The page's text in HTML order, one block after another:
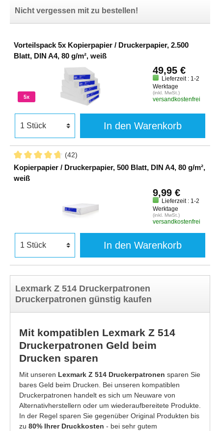
Nicht vergessen mit zu bestellen!
Vorteilspack 5x Kopierpapier / Druckerpapier, 2.500
Blatt, DIN A4, 80 g/m², weiß
5x
49,95 €
Lieferzeit : 1-2
Werktage
(inkl. MwSt.)
versandkostenfrei
In den Warenkorb
(42)
Kopierpapier / Druckerpapier, 500 Blatt, DIN A4, 80 g/m²,
weiß
9,99 €
Lieferzeit : 1-2
Werktage
(inkl. MwSt.)
versandkostenfrei
In den Warenkorb
Lexmark Z 514 Druckerpatronen
Druckerpatronen günstig kaufen
Mit kompatiblen Lexmark Z 514
Druckerpatronen Geld beim
Drucken sparen
Mit unseren Lexmark Z 514 Druckerpatronen sparen Sie
bares Geld beim Drucken. Bei unseren kompatiblen
Druckerpatronen handelt es sich um Neuware von
Alternativherstellern oder um wiederaufbereitete Produkte.
In der Regel sparen Sie gegenüber Original Produkten bis
zu 80% Ihrer Druckkosten - bei sehr gutem